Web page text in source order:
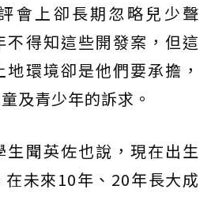
會上卻長期忽略兒少聲
不得知這些開發案，但這
環境卻是他們要承擔，
及青少年的訴求。
生聞英佐也說，現在出生
未來10年、20年長大成